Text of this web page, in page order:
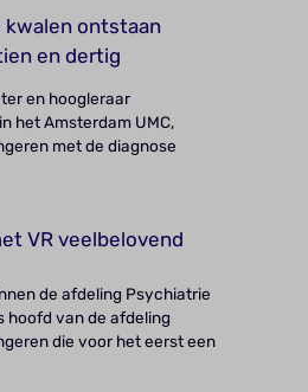
kwalen ontstaan
en dertig
en hoogleraar
het Amsterdam UMC,
met de diagnose
VR veelbelovend
de afdeling Psychiatrie
hoofd van de afdeling
die voor het eerst een